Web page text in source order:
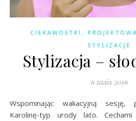
CIEKAWOSTKI ,
STYLIZACJE
Stylizacja –
6 maja 2016
Wspominając wakacyjną sesję, przedstawiam Wam
Karolinę-typ urody lato. Cechami